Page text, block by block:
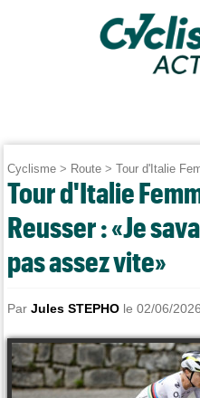
Cyclisme > Route >Tour d'Italie
Tour d'Italie
Reusser : «Je
pas assez vite»
ParJules STEPHO le 02/06/